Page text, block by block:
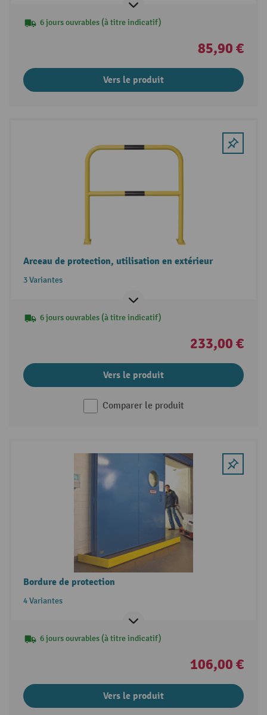
6 jours ouvrables (à titre indicatif)
85,90 €
Vers le produit
Arceau de protection, utilisation en extérieur
3 Variantes
6 jours ouvrables (à titre indicatif)
233,00 €
Vers le produit
Comparer le produit
Bordure de protection
4 Variantes
6 jours ouvrables (à titre indicatif)
106,00 €
Vers le produit